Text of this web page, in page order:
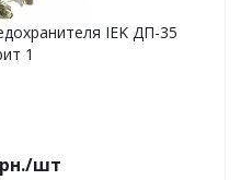
IEK ДП-35
1
/шт